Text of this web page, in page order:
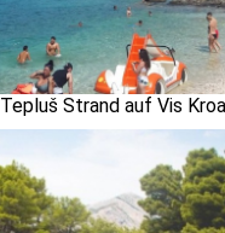
Tepluš Strand auf Vis